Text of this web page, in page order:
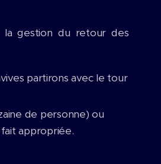
la gestion du retour des
partirons avec le tour
de personne) ou
appropriée.